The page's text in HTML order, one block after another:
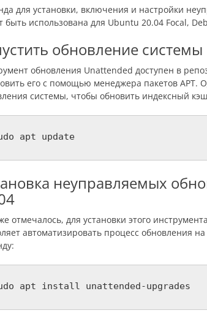
для установки, включения и настройки
быть использована для Ubuntu 20.04 Focal,
обновление системы
обновления Unattended доступен в
его с помощью менеджера пакетов
системы, чтобы обновить индексный кэш
apt update
неуправляемых
отмечалось, для установки этого
автоматизировать процесс обновления
apt install unattended-upgrades